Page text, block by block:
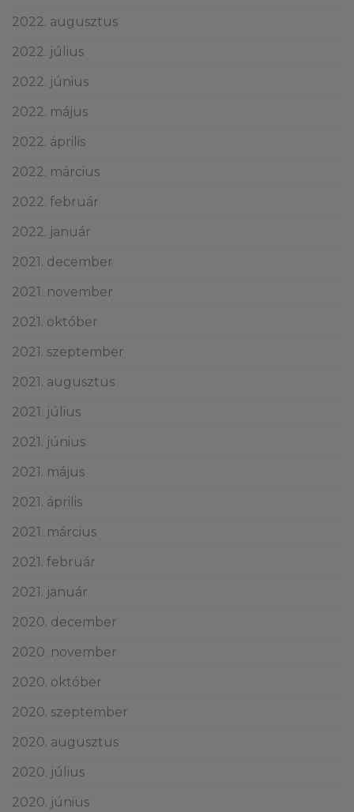
2022. augusztus
2022. július
2022. június
2022. május
2022. április
2022. március
2022. február
2022. január
2021. december
2021. november
2021. október
2021. szeptember
2021. augusztus
2021. július
2021. június
2021. május
2021. április
2021. március
2021. február
2021. január
2020. december
2020. november
2020. október
2020. szeptember
2020. augusztus
2020. július
2020. június